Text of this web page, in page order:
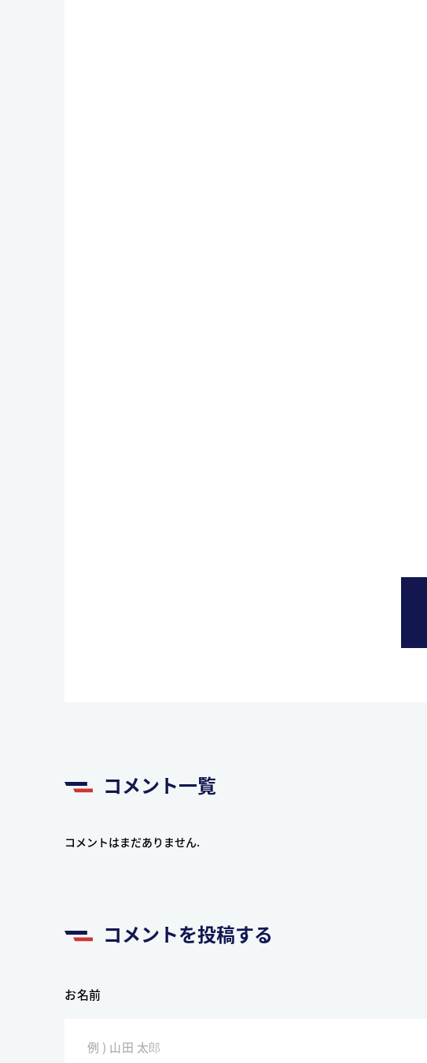
コメント一覧
コメントはまだありません.
コメントを投稿する
お名前